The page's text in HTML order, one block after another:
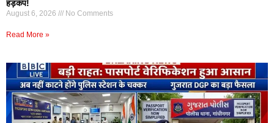
हड़कंप!
August 6, 2026 No Comments
Read More »